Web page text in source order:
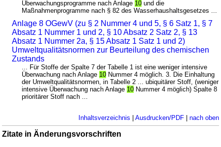
Überwachungsprogramme nach Anlage 10 und die
Maßnahmenprogramme nach § 82 des Wasserhaushaltsgesetzes ...
Anlage 8 OGewV (zu § 2 Nummer 4 und 5, § 6 Satz 1, § 7
Absatz 1 Nummer 1 und 2, § 10 Absatz 2 Satz 2, § 13
Absatz 1 Nummer 2a, § 15 Absatz 1 Satz 1 und 2)
Umweltqualitätsnormen zur Beurteilung des chemischen
Zustands
... Für Stoffe der Spalte 7 der Tabelle 1 ist eine weniger intensive
Überwachung nach Anlage 10 Nummer 4 möglich. 3. Die Einhaltung
der Umweltqualitätsnormen, in Tabelle 2 ... ubiquitärer Stoff, (weniger
intensive Überwachung nach Anlage 10 Nummer 4 möglich) Spalte 8
prioritärer Stoff nach ...
Inhaltsverzeichnis Ausdrucken/PDF| nach oben
Zitate in Änderungsvorschriften